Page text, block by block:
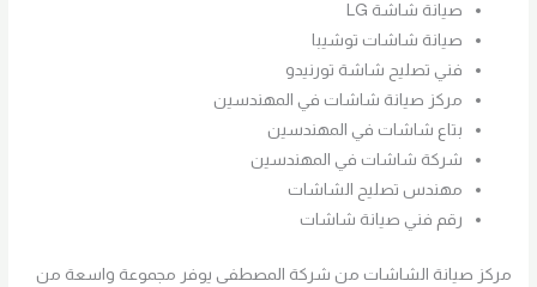
صيانة شاشة LG
صيانة شاشات توشيبا
فني تصليح شاشة تورنيدو
مركز صيانة شاشات في المهندسين
بتاع شاشات في المهندسين
شركة شاشات في المهندسين
مهندس تصليح الشاشات
رقم فني صيانة شاشات
مركز صيانة الشاشات من شركة المصطفى يوفر مجموعة واسعة من